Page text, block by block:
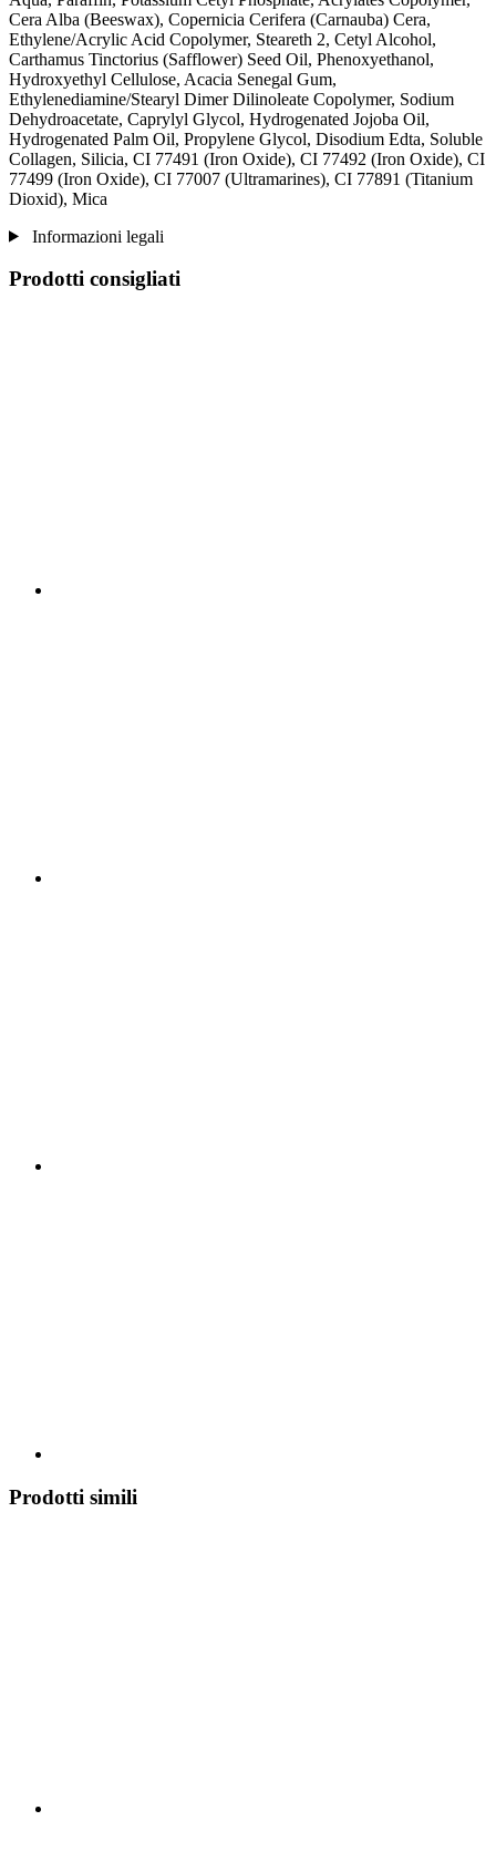
Cera Alba (Beeswax), Copernicia Cerifera (Carnauba) Cera,
Ethylene/Acrylic Acid Copolymer, Steareth 2, Cetyl Alcohol,
Carthamus Tinctorius (Safflower) Seed Oil, Phenoxyethanol,
Hydroxyethyl Cellulose, Acacia Senegal Gum,
Ethylenediamine/Stearyl Dimer Dilinoleate Copolymer, Sodium
Dehydroacetate, Caprylyl Glycol, Hydrogenated Jojoba Oil,
Hydrogenated Palm Oil, Propylene Glycol, Disodium Edta, Soluble
Collagen, Silicia, CI 77491 (Iron Oxide), CI 77492 (Iron Oxide), CI
77499 (Iron Oxide), CI 77007 (Ultramarines) , CI 77891 (Titanium
Dioxid), Mica
Informazioni legali
Prodotti consigliati
Prodotti simili